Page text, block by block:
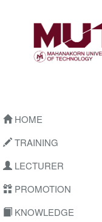
HOME
TRAINING
LECTURER
PROMOTION
KNOWLEDGE